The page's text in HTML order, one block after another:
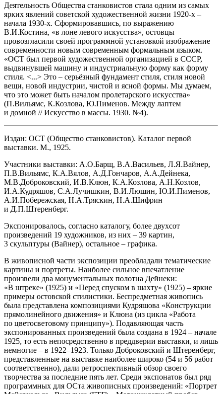
Деятельность Общества станковистов стала одним из самых
ярких явлений советской художественной жизни 1920-х –
начала 1930-х. Сформировавшись, по выражению
В.И.Костина, «в лоне левого искусства», остовцы
провозгласили своей программной установкой изображение
современности новым современным формальным языком.
«ОСТ был первой художественной организацией в СССР,
выдвинувшей машину и индустриальную форму как форму
стиля. <...> Это – серьёзный фундамент стиля, стиля новой
вещи, новой индустрии, чистой и ясной формы. Мы думаем,
что это может быть началом пролетарского искусства»
(П.Вильямс, К.Козлова, Ю.Пименов. Между лаптем
и домной // Искусство в массы. 1930. №4).
Издан: ОСТ (Общество станковистов). Каталог первой
выставки. М., 1925.
Участники выставки: А.О.Барщ, В.А.Васильев, Л.Я.Вайнер,
П.В.Вильямс, К.А.Вялов, А.Д.Гончаров, А.А.Дейнека,
М.В.Доброковский, И.В.Клюн, К.А.Козлова, А.Н.Козлов,
И.А.Кудряшов, С.А.Лучишкин, В.И.Люшин, Ю.И.Пименов,
А.И.Побережская, Н.А.Тряскин, Н.А.Шифрин
и Д.П.Штеренберг.
Экспонировалось, согласно каталогу, более двухсот
произведений 19 художников, из них – 39 картин,
3 скульптуры (Вайнер), остальное – графика.
В живописной части экспозиции преобладали тематические
картины и портреты. Наиболее сильное впечатление
произвели два монументальных полотна Дейнеки:
«В штреке» (1925) и «Перед спуском в шахту» (1925) – яркие
примеры остовской стилистики. Беспредметная живопись
была представлена композициями Кудряшова «Конструкции
прямолинейного движения» и Клюна (из цикла «Работа
по цветосветовому принципу»). Подавляющая часть
экспонированных произведений была создана в 1924 – начале
1925, то есть непосредственно в преддверии выставки, и лишь
немногие – в 1922–1923. Только Доброковский и Штеренберг,
представленные на выставке наиболее широко (54 и 56 работ
соответственно), дали ретроспективный обзор своего
творчества за последние пять лет. Среди экспонатов был ряд
програм­мных для ОСта живописных произведений: «Портрет